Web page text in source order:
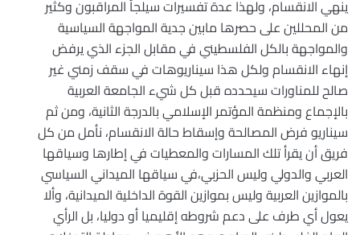
ينهي الانقسام، ولهذا عدة تفسيرات سيلجأ المراقبون وكثير
من المحللين على حصرها مابين جدية المواجهة السياسية
والمواجهة بالكل الفلسطيني في مقابل الجزء الذي يرفض
إنهاء الانقسام ولكل هذا سيناريوهات في سقف زمني غير
صالح للمناورات سيحدده قبل كل شيء الجامعة العربية
بالإجماع ومنظمة المؤتمر الإسلامي بالدرجة الثانية، ومن ثم
سيناريو فرض المصالحة وإسقاط حالة الانقسام، نأمل من كل
فريق أن يقرأ تلك المسارات والمعطيات في إطارها وسياقها
العربي والدولي وليس الحزبي،في سياقها الميداني السياسي
بالموازين العربية وليس بموازين القوة الداخلية الميدانية، وألا
يعول أي طرف على دعم شروطه إقليميا أو دوليا، بل الرأي